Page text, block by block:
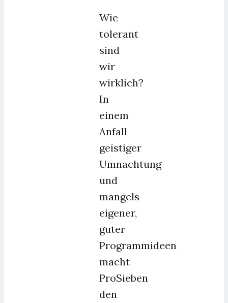
Wie
tolerant
sind
wir
wirklich?
In
einem
Anfall
geistiger
Umnachtung
und
mangels
eigener,
guter
Programmideen
macht
ProSieben
den